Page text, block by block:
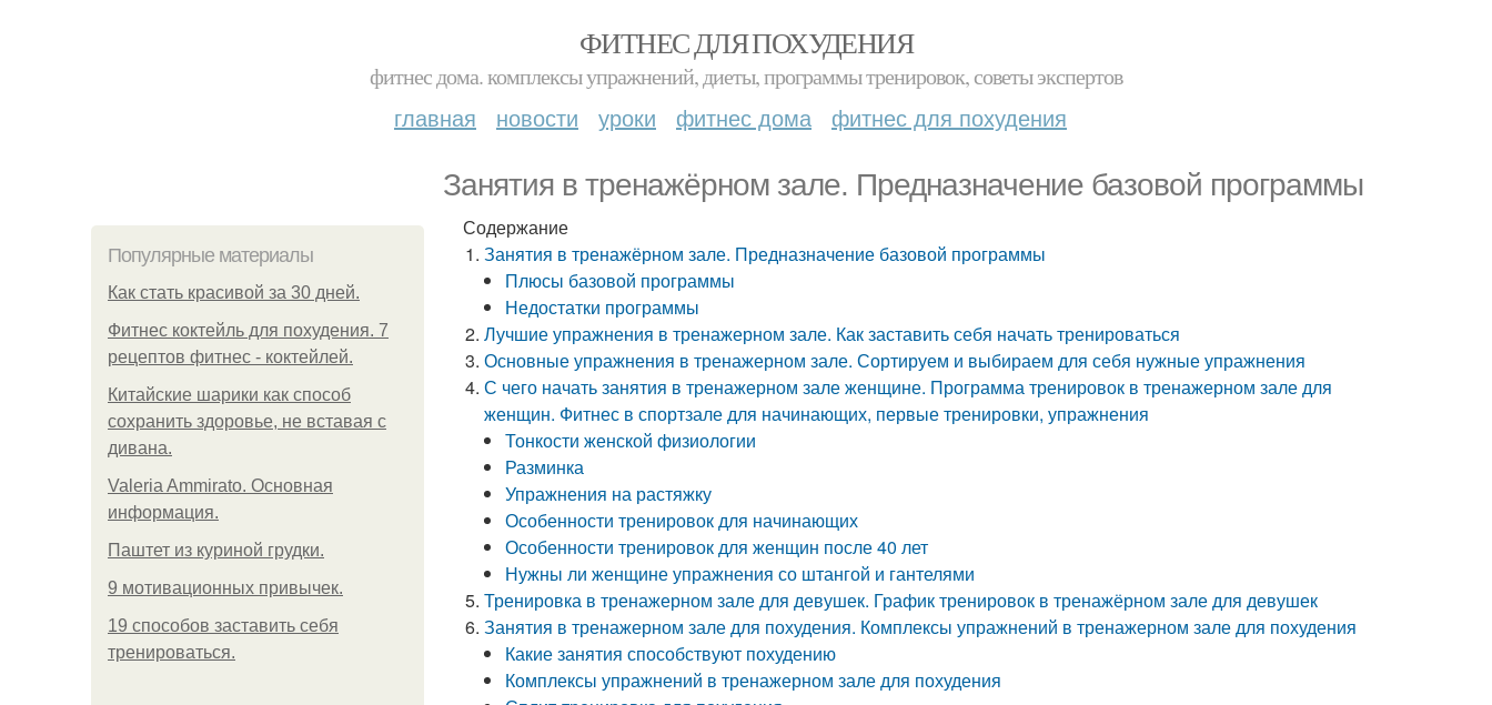
ФИТНЕС ДЛЯ ПОХУДЕНИЯ
фитнес дома. комплексы упражнений, диеты, программы тренировок, советы экспертов
главная новости уроки фитнес дома фитнес для похудения
Занятия в тренажёрном зале. Предназначение базовой программы
Популярные материалы
Как стать красивой за 30 дней.
Фитнес коктейль для похудения. 7
рецептов фитнес - коктейлей.
Китайские шарики как способ
сохранить здоровье, не вставая с
дивана.
Valeria Ammirato. Основная
информация.
Паштет из куриной грудки.
9 мотивационных привычек.
19 способов заставить себя
тренироваться.
Содержание
Занятия в тренажёрном зале. Предназначение базовой программы
Плюсы базовой программы
Недостатки программы
Лучшие упражнения в тренажерном зале. Как заставить себя начать тренироваться
Основные упражнения в тренажерном зале. Сортируем и выбираем для себя нужные упражнения
С чего начать занятия в тренажерном зале женщине. Программа тренировок в тренажерном зале для
женщин. Фитнес в спортзале для начинающих, первые тренировки, упражнения
Тонкости женской физиологии
Разминка
Упражнения на растяжку
Особенности тренировок для начинающих
Особенности тренировок для женщин после 40 лет
Нужны ли женщине упражнения со штангой и гантелями
Тренировка в тренажерном зале для девушек. График тренировок в тренажёрном зале для девушек
Занятия в тренажерном зале для похудения. Комплексы упражнений в тренажерном зале для похудения
Какие занятия способствуют похудению
Комплексы упражнений в тренажерном зале для похудения